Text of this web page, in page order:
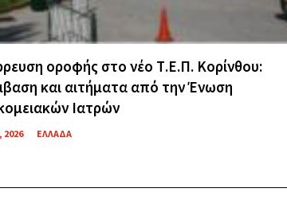
οροφής στο νέο Τ.Ε.Π. Κορίνθου:
και αιτήματα από την Ένωση
Ιατρών
2026 ΕΛΛΑΔΑ